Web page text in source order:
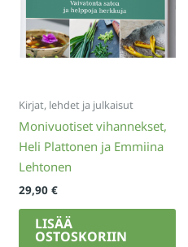
Kirjat, lehdet ja julkaisut
Monivuotiset vihannekset,
Heli Plattonen ja Emmiina
Lehtonen
29,90€
LISÄÄ
OSTOSKORIIN